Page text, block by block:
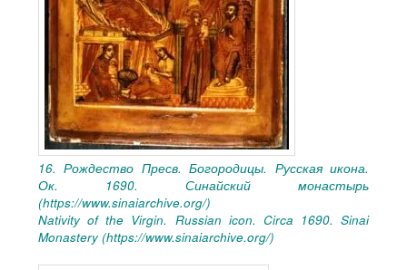
16. Рождество Пресв. Богородицы. Русская икона.
Ок. 1690. Синайский монастырь
(https://www.sinaiarchive.org/)
Nativity of the Virgin. Russian icon. Circa 1690. Sinai
Monastery (https://www.sinaiarchive.org/)